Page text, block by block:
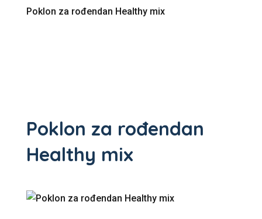
Poklon za rođendan Healthy mix
Poklon za rođendan
Healthy mix